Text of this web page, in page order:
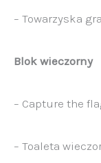
– Towarzyska
Blok wieczorny
– Capture the
– Toaleta